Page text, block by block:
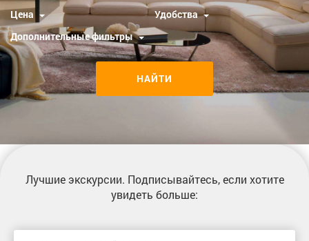
Цена
Удобства
Дополнительные фильтры
НАЙТИ
Лучшие экскурсии. Подписывайтесь, если хотите
увидеть больше: